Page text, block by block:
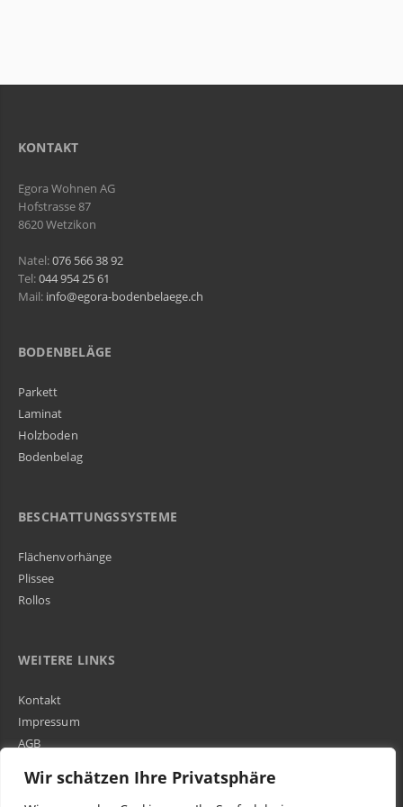
Wir schätzen Ihre Privatsphäre
KONTAKT
Egora Wohnen AG
Hofstrasse 87
8620 Wetzikon
Natel:076 566 38 92
Tel:044 954 25 61
Mail: info@egora-bodenbelaege.ch
BODENBELÄGE
Parkett
Laminat
Holzboden
Bodenbelag
BESCHATTUNGSSYSTEME
Flächenvorhänge
Plissee
Rollos
WEITERE LINKS
Kontakt
Impressum
AGB